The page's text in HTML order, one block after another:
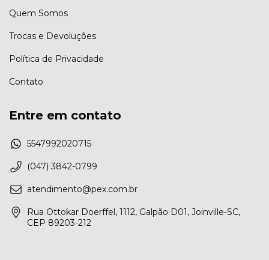
Quem Somos
Trocas e Devoluções
Política de Privacidade
Contato
Entre em contato
5547992020715
(047) 3842-0799
atendimento@pex.com.br
Rua Ottokar Doerffel, 1112, Galpão D01, Joinville-SC,
CEP 89203-212